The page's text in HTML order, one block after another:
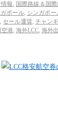
報 , 国際路線＆国際
ポール, シンガポー
, セール運賃, チャン
空港, 海外LCC, 海外